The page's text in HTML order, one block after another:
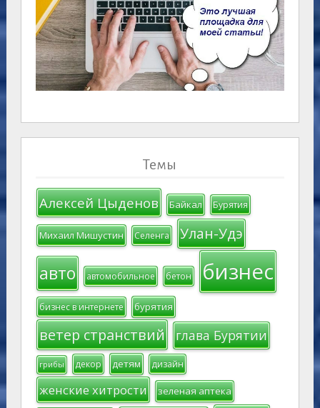
Темы
Алексей Цыденов Байкал Бурятия
Михаил Мишустин Селенга Улан-Удэ
авто автомобильное бетон бизнес
бизнес в интернете бурятия
ветер странствий глава Бурятии
грибы декор детям дизайн
женские хитрости зеленая аптека